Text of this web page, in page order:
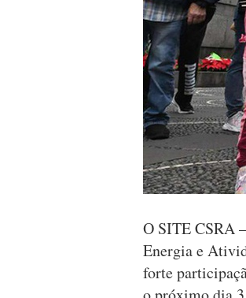
O SITE CSRA
Energia e
forte